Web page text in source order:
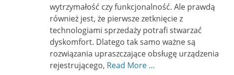
wytrzymałość czy funkcjonalność. Ale prawdą
również jest, że pierwsze zetknięcie z
technologiami sprzedaży potrafi stwarzać
dyskomfort. Dlatego tak samo ważne są
rozwiązania upraszczające obsługę urządzenia
rejestrującego, Read More …